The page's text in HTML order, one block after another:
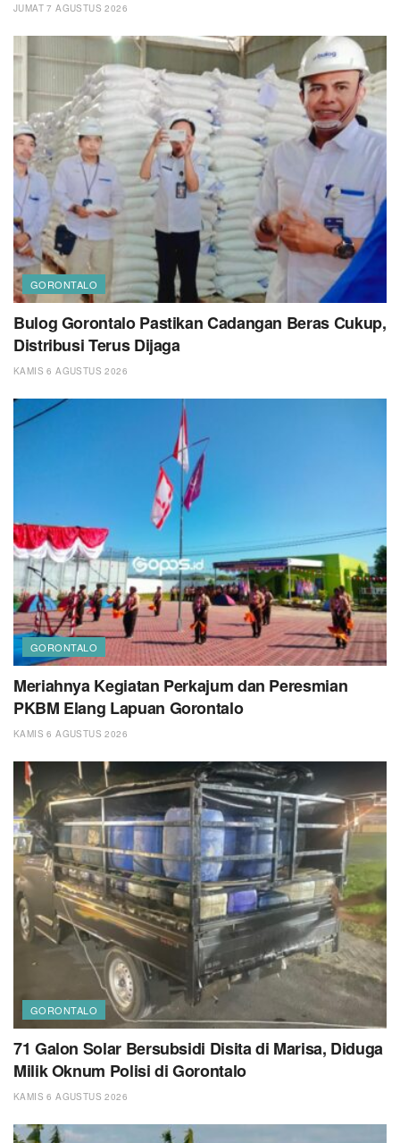
JUMAT 7 AGUSTUS 2026
GORONTALO
Bulog Gorontalo Pastikan Cadangan Beras Cukup,
Distribusi Terus Dijaga
KAMIS 6 AGUSTUS 2026
GORONTALO
Meriahnya Kegiatan Perkajum dan Peresmian
PKBM Elang Lapuan Gorontalo
KAMIS 6 AGUSTUS 2026
GORONTALO
71 Galon Solar Bersubsidi Disita di Marisa, Diduga
Milik Oknum Polisi di Gorontalo
KAMIS 6 AGUSTUS 2026